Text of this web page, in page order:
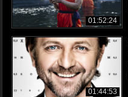
01:52:24
01:44:53